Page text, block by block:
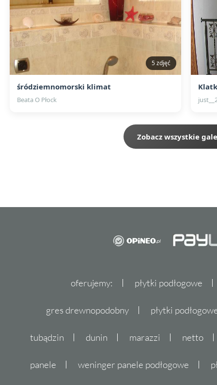
5 zdjęć
śródziemnomorski klimat
Beata O Płock
Zobacz wszystkie
oferujemy: płytki podłogowe
gres drewnopodobny płytki
tubądzin dunin marazzi netto
panele weninger panele podłogowe